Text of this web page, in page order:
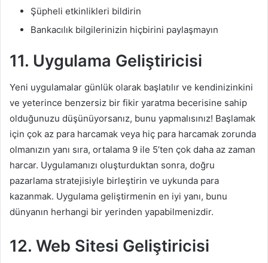
Şüpheli etkinlikleri bildirin
Bankacılık bilgilerinizin hiçbirini paylaşmayın
11. Uygulama Geliştiricisi
Yeni uygulamalar günlük olarak başlatılır ve kendinizinkini
ve yeterince benzersiz bir fikir yaratma becerisine sahip
olduğunuzu düşünüyorsanız, bunu yapmalısınız! Başlamak
için çok az para harcamak veya hiç para harcamak zorunda
olmanızın yanı sıra, ortalama 9 ile 5’ten çok daha az zaman
harcar. Uygulamanızı oluşturduktan sonra, doğru
pazarlama stratejisiyle birleştirin ve uykunda para
kazanmak. Uygulama geliştirmenin en iyi yanı, bunu
dünyanın herhangi bir yerinden yapabilmenizdir.
12. Web Sitesi Geliştiricisi